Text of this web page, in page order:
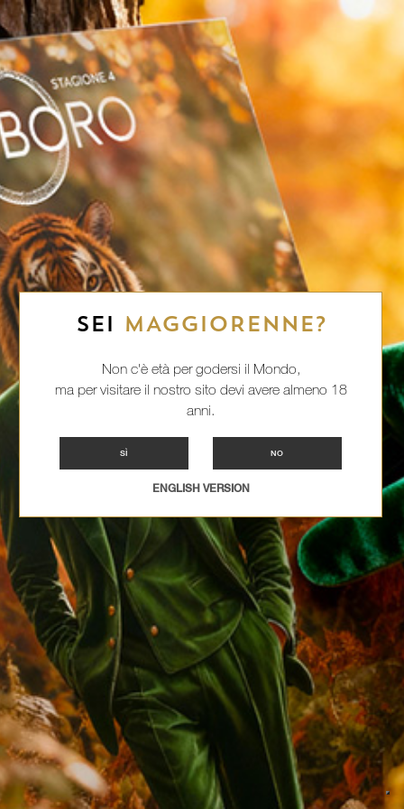
SEI MAGGIORENNE?
Non c'è età per godersi il Mondo,
ma per visitare il nostro sito devi avere almeno 18
anni.
SÌ NO
ENGLISH VERSION